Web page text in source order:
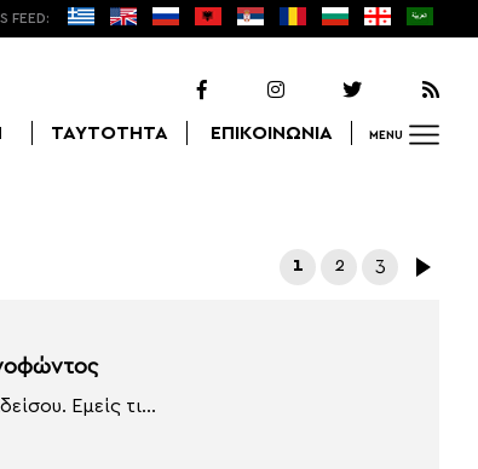
FEED:
ΤΑΥΤΟΤΗΤΑ ΕΠΙΚΟΙΝΩΝΙΑ MENU
1 2 3
Εμείς τι...